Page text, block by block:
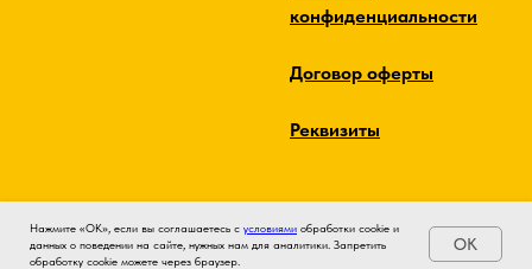
Нажмите «ОК», если вы соглашаетесь с условиями обработки cookie и
данных о поведении на сайте, нужных нам для аналитики. Запретить
обработку cookie можете через браузер.
OK
конфиденциальности
Договор оферты
Реквизиты